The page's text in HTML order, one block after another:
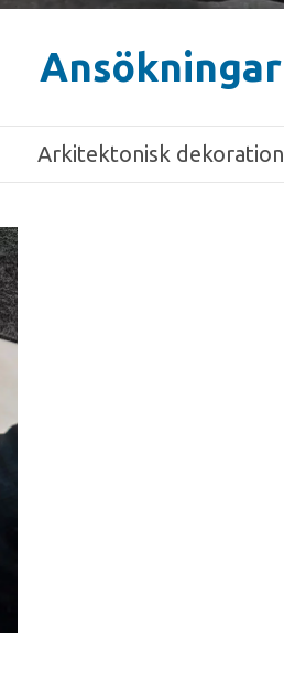
Ansökningar
Arkitektonisk dekoration